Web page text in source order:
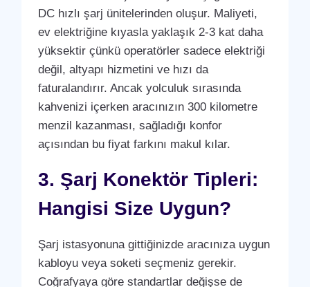
DC hızlı şarj ünitelerinden oluşur. Maliyeti,
ev elektriğine kıyasla yaklaşık 2-3 kat daha
yüksektir çünkü operatörler sadece elektriği
değil, altyapı hizmetini ve hızı da
faturalandırır. Ancak yolculuk sırasında
kahvenizi içerken aracınızın 300 kilometre
menzil kazanması, sağladığı konfor
açısından bu fiyat farkını makul kılar.
3. Şarj Konektör Tipleri:
Hangisi Size Uygun?
Şarj istasyonuna gittiğinizde aracınıza uygun
kabloyu veya soketi seçmeniz gerekir.
Coğrafyaya göre standartlar değişse de